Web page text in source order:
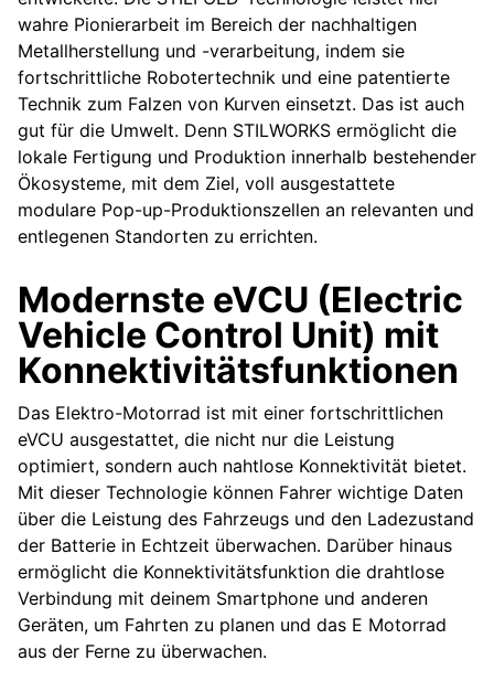
wahre Pionierarbeit im Bereich der nachhaltigen
Metallherstellung und -verarbeitung, indem sie
fortschrittliche Robotertechnik und eine patentierte
Technik zum Falzen von Kurven einsetzt. Das ist auch
gut für die Umwelt. Denn STILWORKS ermöglicht die
lokale Fertigung und Produktion innerhalb bestehender
Ökosysteme, mit dem Ziel, voll ausgestattete
modulare Pop-up-Produktionszellen an relevanten und
entlegenen Standorten zu errichten.
Modernste eVCU (Electric
Vehicle Control Unit) mit
Konnektivitätsfunktionen
Das Elektro-Motorrad ist mit einer fortschrittlichen
eVCU ausgestattet, die nicht nur die Leistung
optimiert, sondern auch nahtlose Konnektivität bietet.
Mit dieser Technologie können Fahrer wichtige Daten
über die Leistung des Fahrzeugs und den Ladezustand
der Batterie in Echtzeit überwachen. Darüber hinaus
ermöglicht die Konnektivitätsfunktion die drahtlose
Verbindung mit deinem Smartphone und anderen
Geräten, um Fahrten zu planen und das E Motorrad
aus der Ferne zu überwachen.